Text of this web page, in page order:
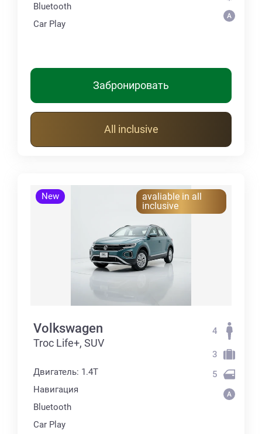
Bluetooth
Car Play
Забронировать
All inclusive
New
avaliable in all
inclusive
Volkswagen
Troc Life+, SUV
Двигатель: 1.4T
Навигация
Bluetooth
Car Play
4
3
5